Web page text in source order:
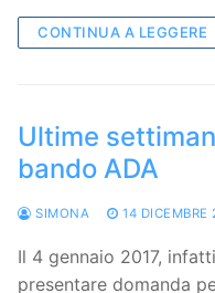
CONTINUA A LEGGERE
Ultime
bando ADA
SIMONA 14 DICEMBRE
Il 4 gennaio 2017,
presentare domanda